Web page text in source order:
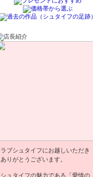
ラブシュタイフにお越しいただき
ありがとうございます。
シュタイフの魅力である「愛情の